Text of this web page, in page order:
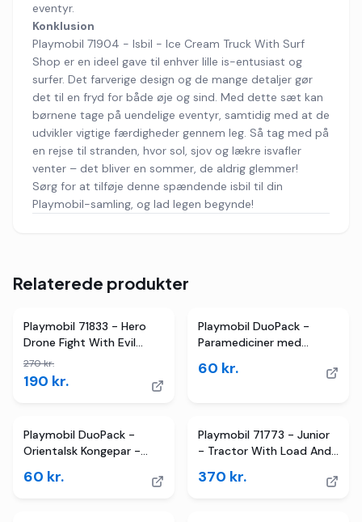
eventyr.
Konklusion
Playmobil 71904 - Isbil - Ice Cream Truck With Surf
Shop er en ideel gave til enhver lille is-entusiast og
surfer. Det farverige design og de mange detaljer gør
det til en fryd for både øje og sind. Med dette sæt kan
børnene tage på uendelige eventyr, samtidig med at de
udvikler vigtige færdigheder gennem leg. Så tag med på
en rejse til stranden, hvor sol, sjov og lækre isvafler
venter – det bliver en sommer, de aldrig glemmer!
Sørg for at tilføje denne spændende isbil til din
Playmobil-samling, og lad legen begynde!
Relaterede produkter
TILBUD
Playmobil 71833 - Hero
Drone Fight With Evil
Ninja - Action Heroes
270kr.
190 kr.
Playmobil DuoPack -
Paramediciner med
60 kr.
Playmobil DuoPack -
Orientalsk Kongepar -
60 kr.
Playmobil 71773 - Junior
- Tractor With Load And
370 kr.